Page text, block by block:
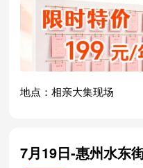
地点：相亲大集现场
7月19日-惠州水东